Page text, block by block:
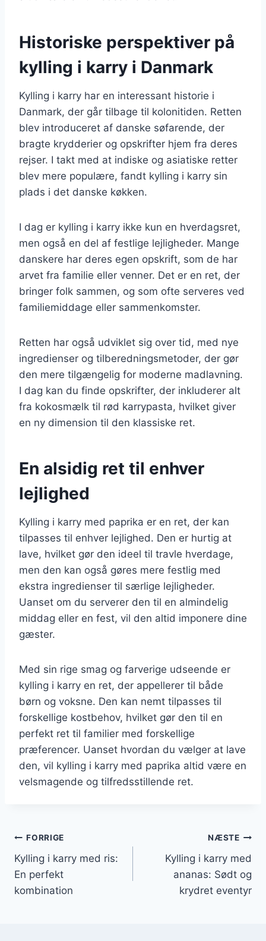
Historiske perspektiver på
kylling i karry i Danmark
Kylling i karry har en interessant historie i
Danmark, der går tilbage til kolonitiden. Retten
blev introduceret af danske søfarende, der
bragte krydderier og opskrifter hjem fra deres
rejser. I takt med at indiske og asiatiske retter
blev mere populære, fandt kylling i karry sin
plads i det danske køkken.
I dag er kylling i karry ikke kun en hverdagsret,
men også en del af festlige lejligheder. Mange
danskere har deres egen opskrift, som de har
arvet fra familie eller venner. Det er en ret, der
bringer folk sammen, og som ofte serveres ved
familiemiddage eller sammenkomster.
Retten har også udviklet sig over tid, med nye
ingredienser og tilberedningsmetoder, der gør
den mere tilgængelig for moderne madlavning.
I dag kan du finde opskrifter, der inkluderer alt
fra kokosmælk til rød karrypasta, hvilket giver
en ny dimension til den klassiske ret.
En alsidig ret til enhver
lejlighed
Kylling i karry med paprika er en ret, der kan
tilpasses til enhver lejlighed. Den er hurtig at
lave, hvilket gør den ideel til travle hverdage,
men den kan også gøres mere festlig med
ekstra ingredienser til særlige lejligheder.
Uanset om du serverer den til en almindelig
middag eller en fest, vil den altid imponere dine
gæster.
Med sin rige smag og farverige udseende er
kylling i karry en ret, der appellerer til både
børn og voksne. Den kan nemt tilpasses til
forskellige kostbehov, hvilket gør den til en
perfekt ret til familier med forskellige
præferencer. Uanset hvordan du vælger at lave
den, vil kylling i karry med paprika altid være en
velsmagende og tilfredsstillende ret.
Indlægsnavigation
FORRIGE
Kylling i karry med ris:
En perfekt
kombination
NÆSTE
Kylling i karry med
ananas: Sødt og
krydret eventyr